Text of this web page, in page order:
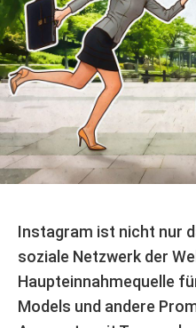
Instagram ist nicht nur
soziale Netzwerk der
Haupteinnahmequelle
Models und andere